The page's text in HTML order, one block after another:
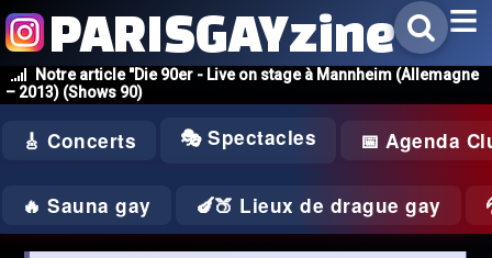
Notre article "Die 90er - Live on stage à Mannheim (Allemagne
– 2013) (Shows 90)
PARISGAYzine
🎸 Concerts 🎭 Spectacles 📅 Agenda
🔥 Sauna gay 🍆🍑 Lieux de drague gay